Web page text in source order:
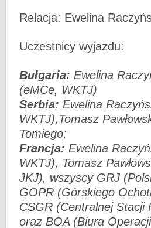
Relacja: Ewelina
Uczestnicy wyjazdu:
Bułgaria: Ewelina
(eMCe, WKTJ)
Serbia: Ewelina
WKTJ),Tomasz
Tomiego;
Francja: Ewelina
WKTJ), Tomasz
JKJ), wszyscy GRJ
GOPR (Górskiego
CSGR (Centralnej Stacji
oraz BOA (Biura